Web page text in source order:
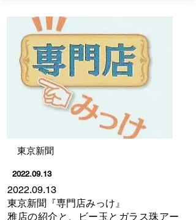
​東京新聞
2022.09.13
2022.09.13
東京新聞『専門店みっけ』
​雅店の紹介と、ビー玉とガラス珠アー